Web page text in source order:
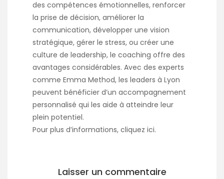
des compétences émotionnelles, renforcer
la prise de décision, améliorer la
communication, développer une vision
stratégique, gérer le stress, ou créer une
culture de leadership, le coaching offre des
avantages considérables. Avec des experts
comme Emma Method, les leaders à Lyon
peuvent bénéficier d’un accompagnement
personnalisé qui les aide à atteindre leur
plein potentiel.
Pour plus d’informations, cliquez ici.
Laisser un commentaire